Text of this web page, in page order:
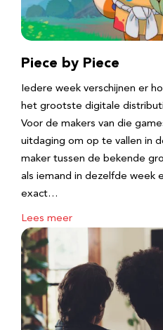
Piece by Piece
Iedere week verschijnen er
het grootste digitale
Voor de makers van die
uitdaging om op te vallen in
maker tussen de bekende
als iemand in dezelfde week
exact…
Lees meer